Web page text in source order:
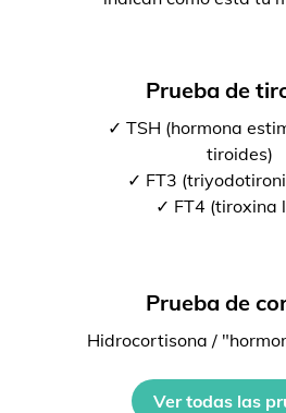
Prueba de
✓ TSH (hormona
tiroides)
✓ FT3
✓ FT4 (tiroxina
Prueba de
Hidrocortisona /
Ver todas las